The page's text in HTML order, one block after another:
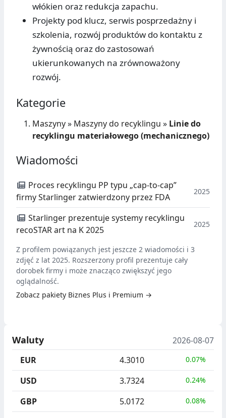
włókien oraz redukcja zapachu.
Projekty pod klucz, serwis posprzedażny i
szkolenia, rozwój produktów do kontaktu z
żywnością oraz do zastosowań
ukierunkowanych na zrównoważony
rozwój.
Kategorie
Maszyny» Maszyny do recyklingu » Linie do
recyklingu materiałowego (mechanicznego)
Wiadomości
Proces recyklingu PP typu „cap-to-cap”
firmy Starlinger zatwierdzony przez FDA
2025
Starlinger prezentuje systemy recyklingu
recoSTAR art na K 2025
2025
Z profilem powiązanych jest jeszcze 2 wiadomości i 3
zdjęć z lat 2025. Rozszerzony profil prezentuje cały
dorobek firmy i może znacząco zwiększyć jego
oglądalność.
Zobacz pakiety Biznes Plus i Premium →
Waluty
2026-08-07
EUR
4.3010 0.07%
USD 3.7324 0.24%
GBP 5.0172 0.08%